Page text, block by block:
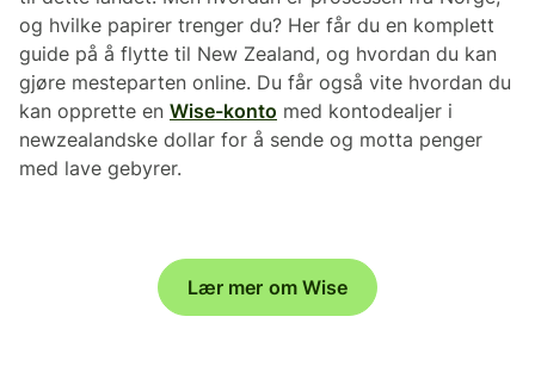
og hvilke papirer trenger du? Her får du en komplett
guide på å flytte til New Zealand, og hvordan du kan
gjøre mesteparten online. Du får også vite hvordan du
kan opprette en Wise-konto med kontodealjer i
newzealandske dollar for å sende og motta penger
med lave gebyrer.
Lær mer om Wise